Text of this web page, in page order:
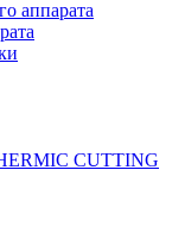
аппарата
CUTTING